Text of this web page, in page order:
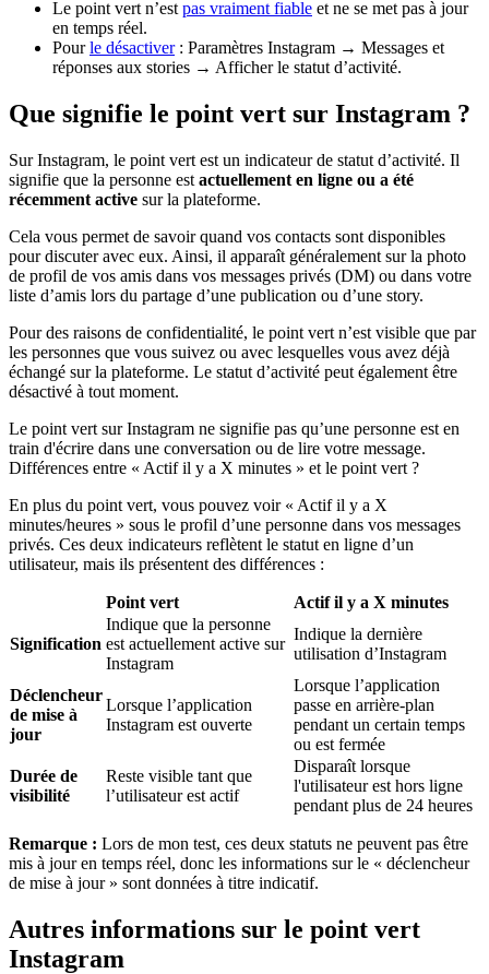
Le point vert n’est pas vraiment fiable et ne se met pas à jour
en temps réel.
Pourle désactiver: Paramètres Instagram → Messages et
réponses aux stories → Afficher le statut d’activité.
Que signifie le point vert sur Instagram ?
Sur Instagram, le point vert est un indicateur de statut d’activité. Il
signifie que la personne est actuellement en ligne ou a été
récemment active sur la plateforme.
Cela vous permet de savoir quand vos contacts sont disponibles
pour discuter avec eux. Ainsi, il apparaît généralement sur la photo
de profil de vos amis dans vos messages privés (DM) ou dans votre
liste d’amis lors du partage d’une publication ou d’une story.
Pour des raisons de confidentialité, le point vert n’est visible que par
les personnes que vous suivez ou avec lesquelles vous avez déjà
échangé sur la plateforme. Le statut d’activité peut également être
désactivé à tout moment.
Le point vert sur Instagram ne signifie pas qu’une personne est en
train d'écrire dans une conversation ou de lire votre message.
Différences entre « Actif il y a X minutes » et le point vert ?
En plus du point vert, vous pouvez voir « Actif il y a X
minutes/heures » sous le profil d’une personne dans vos messages
privés. Ces deux indicateurs reflètent le statut en ligne d’un
utilisateur, mais ils présentent des différences :
Point vert Actif il y a X minutes
Signification
Indique que la personne
est actuellement active sur
Instagram
Indique la dernière
utilisation d’Instagram
Déclencheur
de mise à
jour
Lorsque l’application
Instagram est ouverte
Lorsque l’application
passe en arrière-plan
pendant un certain temps
ou est fermée
Durée de
visibilité
Reste visible tant que
l’utilisateur est actif
Disparaît lorsque
l'utilisateur est hors ligne
pendant plus de 24 heures
Remarque : Lors de mon test, ces deux statuts ne peuvent pas être
mis à jour en temps réel, donc les informations sur le « déclencheur
de mise à jour » sont données à titre indicatif.
Autres informations sur le point vert
Instagram